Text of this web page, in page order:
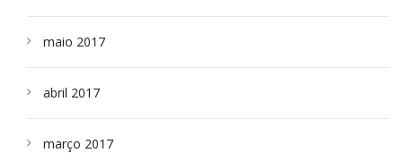
maio 2017
abril 2017
março 2017